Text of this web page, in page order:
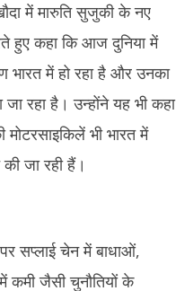
में मारुति सुजुकी के नए
कहा कि आज दुनिया में
भारत में हो रहा है और उनका
रहा है। उन्होंने यह भी कहा
मोटरसाइकिलें भी भारत में
जा रही हैं।
सप्लाई चेन में बाधाओं,
कमी जैसी चुनौतियों के